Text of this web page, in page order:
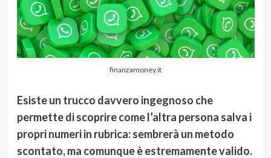
finanzamoney.it
Esiste un trucco davvero ingegnoso che
permette di scoprire come l’altra persona salva i
propri numeri in rubrica: sembrerà un metodo
scontato, ma comunque è estremamente valido.